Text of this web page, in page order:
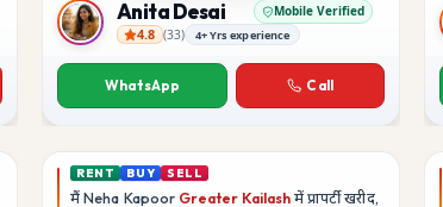
Anita Desai
Anita Desai Mobile Verified
4.8 (33) 4+ Yrs experience
WhatsApp Call
RENT BUY SELL
मैंNeha Kapoor Greater Kailash में प्रापर्टी खरीद,